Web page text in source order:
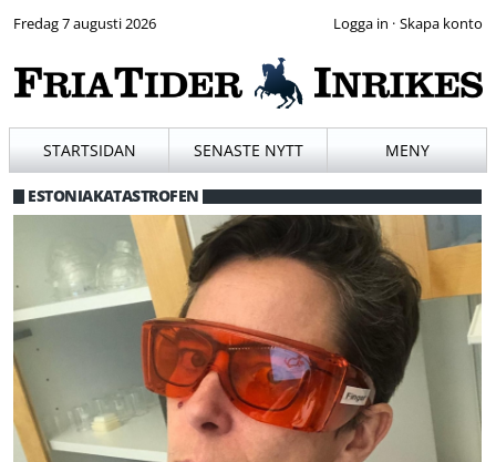
Fredag 7 augusti 2026 ·
STARTSIDAN SENASTE NYTT MENY
ESTONIAKATASTROFEN